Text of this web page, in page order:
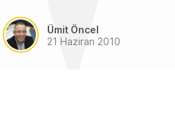
Ümit Öncel
21 Haziran 2010